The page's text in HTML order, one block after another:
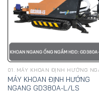
MÁY KHOAN ĐỊNH HƯỚNG
NGANG GD380A-L/LS